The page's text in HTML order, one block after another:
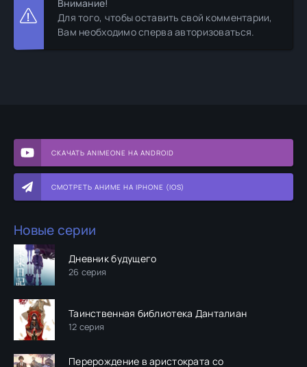
СКАЧАТЬ ANIMEONE НА ANDROID
СМОТРЕТЬ АНИМЕ НА IPHONE (IOS)
Новые серии
Дневник будущего
26 серия
Таинственная библиотека Данталиан
12 серия
Перерождение в аристократа со
Внимание!
Для того, чтобы оставить свой комментарии,
Вам необходимо сперва авторизоваться.